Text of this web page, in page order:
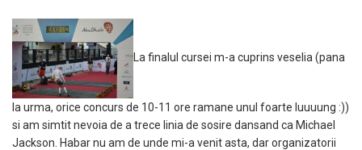
La finalul cursei m-a cuprins veselia (pana
la urma, orice concurs de 10-11 ore ramane unul foarte luuuung :))
si am simtit nevoia de a trece linia de sosire dansand ca Michael
Jackson. Habar nu am de unde mi-a venit asta, dar organizatorii